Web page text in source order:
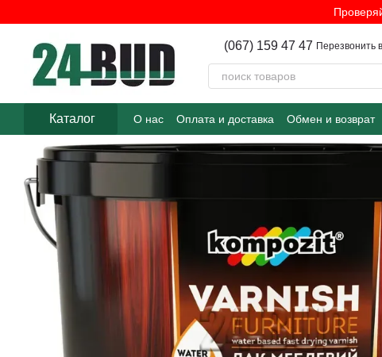
(067) 159 47 47 Перезвонить
Каталог О нас Оплата и доставка Обмен и возврат